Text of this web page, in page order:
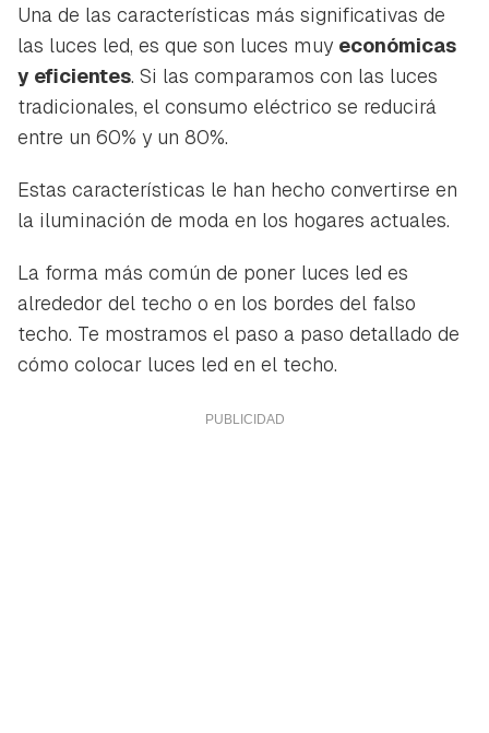
Una de las características más significativas de
las luces led, es que son luces muy económicas
y eficientes. Si las comparamos con las luces
tradicionales, el consumo eléctrico se reducirá
entre un 60% y un 80%.
Estas características le han hecho convertirse en
la iluminación de moda en los hogares actuales.
La forma más común de poner luces led es
alrededor del techo o en los bordes del falso
techo. Te mostramos el paso a paso detallado de
cómo colocar luces led en el techo.